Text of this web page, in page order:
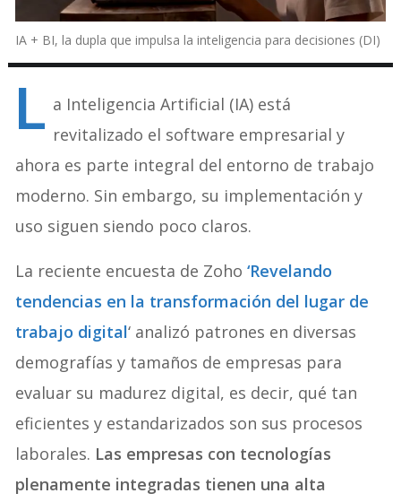
IA + BI, la dupla que impulsa la inteligencia para decisiones (DI)
L a Inteligencia Artificial (IA) está
revitalizado el software empresarial y
ahora es parte integral del entorno de trabajo
moderno. Sin embargo, su implementación y
uso siguen siendo poco claros.
La reciente encuesta de Zoho‘Revelando
tendencias en la transformación del lugar de
trabajo digital‘ analizó patrones en diversas
demografías y tamaños de empresas para
evaluar su madurez digital, es decir, qué tan
eficientes y estandarizados son sus procesos
laborales. Las empresas con tecnologías
plenamente integradas tienen una alta